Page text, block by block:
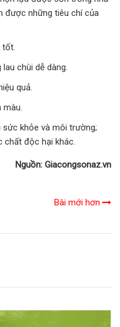
được những tiêu chí của
tốt.
chùi dễ dàng.
quả.
màu.
khỏe và môi trường;
chất độc hại khác.
Nguồn: Giacongsonaz.vn
Bài mới hơn